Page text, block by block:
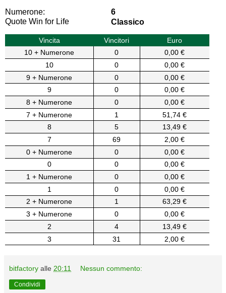
Numerone:
6
Quote Win for Life
Classico
Vincita Vincitori
Euro
10 + Numerone
0
0,00 €
10
0
0,00 €
9 + Numerone
0
0,00 €
9
0
0,00 €
8 + Numerone
0
0,00 €
7 + Numerone
1
51,74 €
8
5
13,49 €
7
69
2,00 €
0 + Numerone
0
0,00 €
0
0
0,00 €
1 + Numerone
0
0,00 €
1
0
0,00 €
2 + Numerone
1
63,29 €
3 + Numerone
0
0,00 €
2
4
13,49 €
3
31 2,00 €
bitfactory alle 20:11 Nessun commento:
Condividi